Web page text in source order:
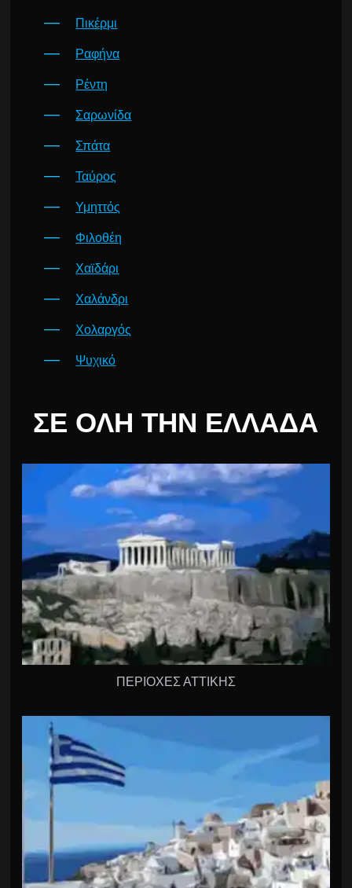
Πικέρμι
Ραφήνα
Ρέντη
Σαρωνίδα
Σπάτα
Ταύρος
Υμηττός
Φιλοθέη
Χαϊδάρι
Χαλάνδρι
Χολαργός
Ψυχικό
ΣΕ ΌΛΗ ΤΗΝ ΕΛΛΆΔΑ
ΠΕΡΙΟΧΕΣ ΑΤΤΙΚΗΣ